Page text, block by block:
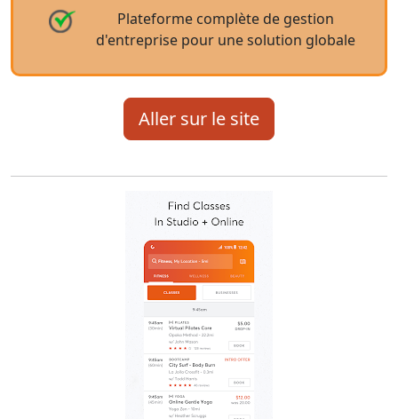
Plateforme complète de gestion
d'entreprise pour une solution globale
Aller sur le site